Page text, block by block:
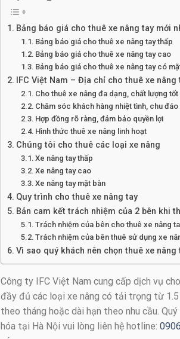
Bảng báo giá cho thuê xe nâng tay mới
Bảng báo giá cho thuê xe nâng tay thấp
Bảng báo giá cho thuê xe nâng tay cao
Bảng báo giá cho thuê xe nâng tay có
IFC Việt Nam – Địa chỉ cho thuê xe
Cho thuê xe nâng đa dạng, chất lượng
Chăm sóc khách hàng nhiệt tình, chu đáo
Hợp đồng rõ ràng, đảm bảo quyền lợi
Hình thức thuê xe nâng linh hoạt
Chúng tôi cho thuê các loại xe nâng
Xe nâng tay thấp
Xe nâng tay cao
Xe nâng tay mặt bàn
Quy trình cho thuê xe nâng tay
Bản cam kết trách nhiệm của 2 bên khi
Trách nhiệm của bên cho thuê xe nâng
Trách nhiệm của bên thuê sử dụng xe
Vì sao quý khách nên chọn thuê xe nâng
Công ty IFC Việt Nam cung cấp dịch vụ
đầy đủ các loại xe nâng có tải trọng từ
theo tháng hoặc dài hạn theo nhu cầu.
hóa tại Hà Nội vui lòng liên hệ hotline: